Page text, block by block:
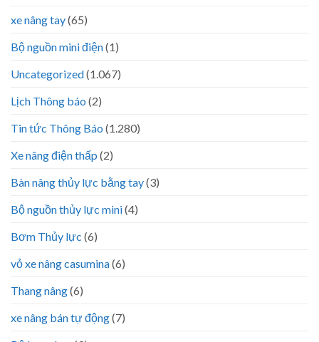
xe nâng tay(65)
Bộ nguồn mini điện(1)
Uncategorized(1.067)
Lịch Thông báo (2)
Tin tức Thông Báo (1.280)
Xe nâng điện thấp (2)
Bàn nâng thủy lực bằng tay(3)
Bộ nguồn thủy lực mini(4)
Bơm Thủy lực (6)
vỏ xe nâng casumina(6)
Thang nâng(6)
xe nâng bán tự động(7)